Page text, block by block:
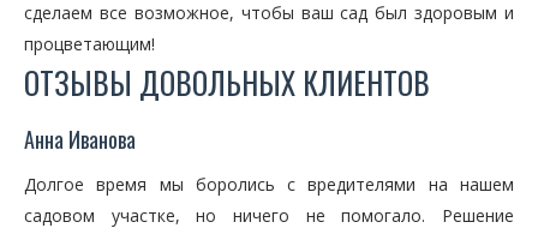
сделаем все возможное, чтобы ваш сад был здоровым и
процветающим!
ОТЗЫВЫ ДОВОЛЬНЫХ КЛИЕНТОВ
Анна Иванова
Долгое время мы боролись с вредителями на нашем
садовом участке, но ничего не помогало. Решение